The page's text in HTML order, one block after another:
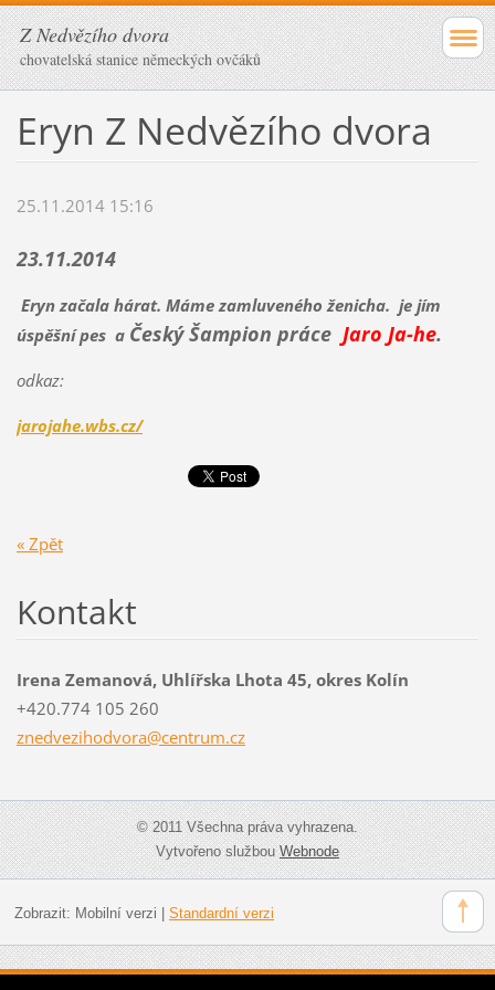
Z Nedvězího dvora
chovatelská stanice německých ovčáků
Eryn Z Nedvězího dvora
25.11.2014 15:16
23.11.2014
Eryn začala hárat. Máme zamluveného ženicha. je jím
úspěšní pes a Český Šampion práce Jaro Ja-he.
odkaz:
jarojahe.wbs.cz/
« Zpět
Kontakt
Irena Zemanová, Uhlířska Lhota 45, okres Kolín
+420.774 105 260
znedvezihodvora@centrum.cz
© 2011 Všechna práva vyhrazena.
Vytvořeno službouWebnode
Zobrazit: Mobilní verzi Standardní verzi